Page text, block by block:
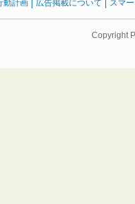
動計画 広告掲載について スマ
Copyright